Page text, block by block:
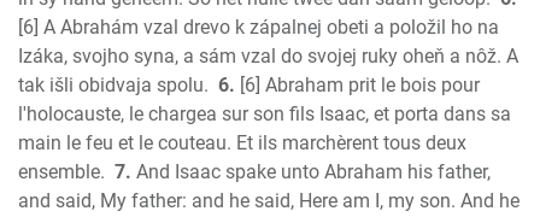
[6] A Abrahám vzal drevo k zápalnej obeti a položil ho na
Izáka, svojho syna, a sám vzal do svojej ruky oheň a nôž. A
tak išli obidvaja spolu. 6. [6] Abraham prit le bois pour
l'holocauste, le chargea sur son fils Isaac, et porta dans sa
main le feu et le couteau. Et ils marchèrent tous deux
ensemble. 7. And Isaac spake unto Abraham his father,
and said, My father: and he said, Here am I, my son. And he